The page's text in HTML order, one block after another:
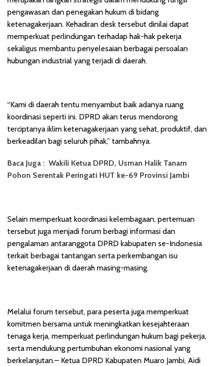
pengawasan dan penegakan hukum di bidang
ketenagakerjaan. Kehadiran desk tersebut dinilai dapat
memperkuat perlindungan terhadap hak-hak pekerja
sekaligus membantu penyelesaian berbagai persoalan
hubungan industrial yang terjadi di daerah.
“Kami di daerah tentu menyambut baik adanya ruang
koordinasi seperti ini. DPRD akan terus mendorong
terciptanya iklim ketenagakerjaan yang sehat, produktif, dan
berkeadilan bagi seluruh pihak,” tambahnya.
Baca Juga : Wakili Ketua DPRD, Usman Halik Tanam
Pohon Serentak Peringati HUT ke-69 Provinsi Jambi
Selain memperkuat koordinasi kelembagaan, pertemuan
tersebut juga menjadi forum berbagi informasi dan
pengalaman antaranggota DPRD kabupaten se-Indonesia
terkait berbagai tantangan serta perkembangan isu
ketenagakerjaan di daerah masing-masing.
Melalui forum tersebut, para peserta juga memperkuat
komitmen bersama untuk meningkatkan kesejahteraan
tenaga kerja, memperkuat perlindungan hukum bagi pekerja,
serta mendukung pertumbuhan ekonomi nasional yang
berkelanjutan.– Ketua DPRD Kabupaten Muaro Jambi, Aidi